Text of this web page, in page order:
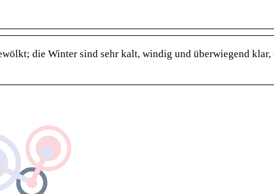
die Winter sind sehr kalt, windig und überwiegend klar,